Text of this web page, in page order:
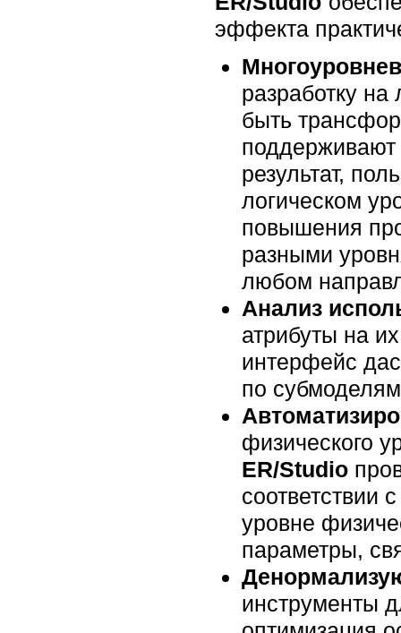
эффекта
разработку на
быть
результат,
логическом
повышения
разными
любом
Анализ
атрибуты на
интерфейс
по
физического
ER/Studio
соответствии
уровне
параметры,
инструменты